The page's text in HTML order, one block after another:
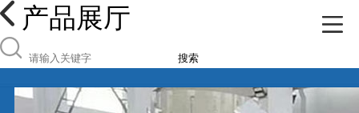
产品展厅
搜索